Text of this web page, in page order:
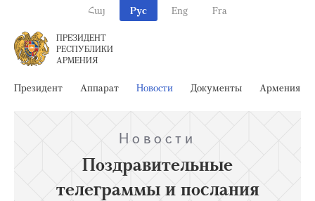
Հայ Рус Eng Fra
ПРЕЗИДЕНТ
РЕСПУБЛИКИ
АРМЕНИЯ
Президент Аппарат Новости Документы Армения
Новости
Поздравительные
телеграммы и послания